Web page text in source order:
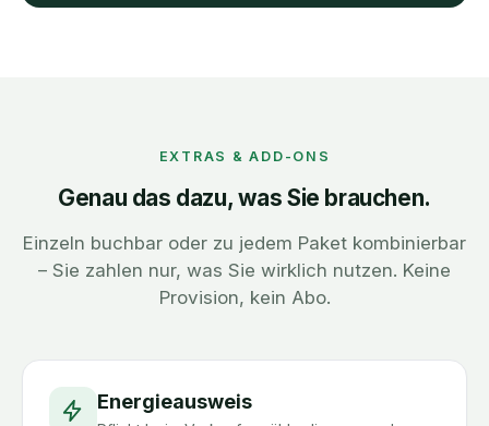
EXTRAS & ADD-ONS
Genau das dazu, was Sie brauchen.
Einzeln buchbar oder zu jedem Paket kombinierbar
– Sie zahlen nur, was Sie wirklich nutzen. Keine
Provision, kein Abo.
Energieausweis